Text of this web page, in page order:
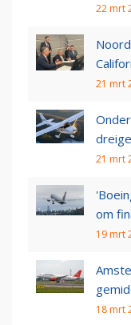
22 mrt
21 mrt
21 mrt
om
19 mrt
18 mrt